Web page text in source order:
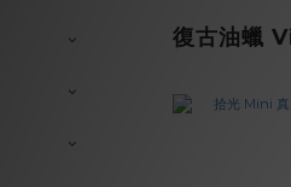
復古油蠟